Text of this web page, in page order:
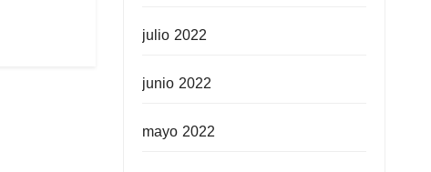
julio 2022
junio 2022
mayo 2022